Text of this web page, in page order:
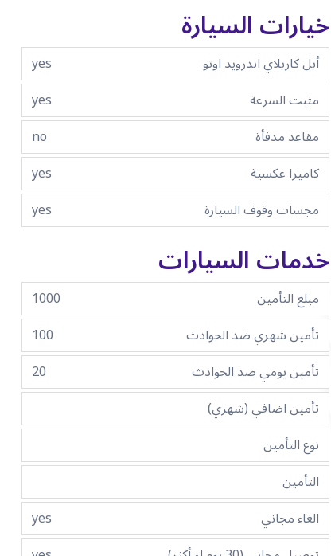
خيارات السيارة
أبل كاربلاي اندرويد اوتو
yes
مثبت السرعة
yes
مقاعد مدفأة
no
كاميرا عكسية
yes
مجسات وقوف السيارة
yes
خدمات السيارات
مبلغ التأمين
1000
تأمين شهري ضد الحوادث
100
تأمين يومي ضد الحوادث
20
تأمين اضافي (شهري)
نوع التأمين
التأمين
الغاء مجاني
yes